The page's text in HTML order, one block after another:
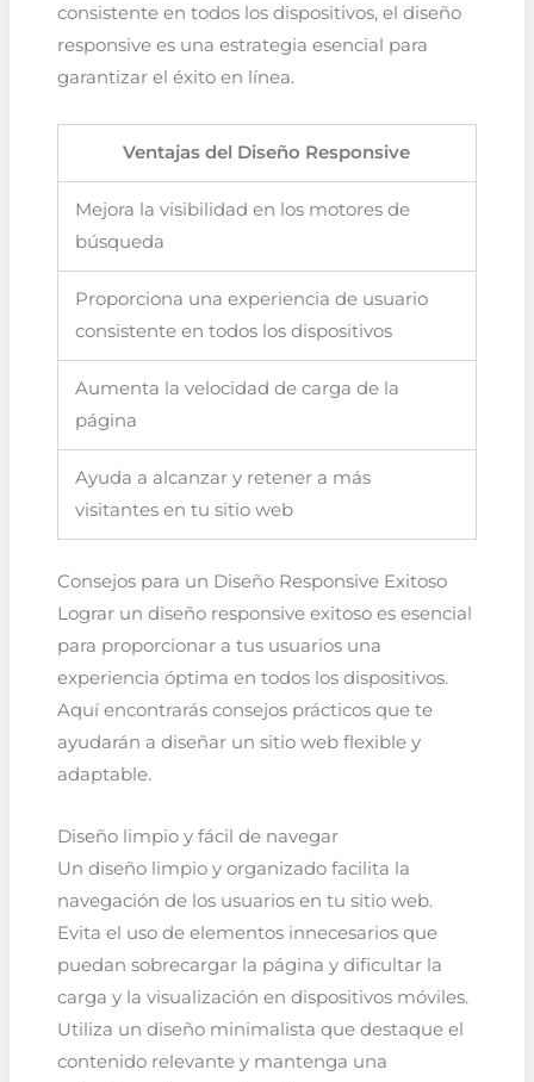
consistente en todos los dispositivos, el diseño
responsive es una estrategia esencial para
garantizar el éxito en línea.
Ventajas del Diseño Responsive
Mejora la visibilidad en los motores de
búsqueda
Proporciona una experiencia de usuario
consistente en todos los dispositivos
Aumenta la velocidad de carga de la
página
Ayuda a alcanzar y retener a más
visitantes en tu sitio web
Consejos para un Diseño Responsive Exitoso
Lograr un diseño responsive exitoso es esencial
para proporcionar a tus usuarios una
experiencia óptima en todos los dispositivos.
Aquí encontrarás consejos prácticos que te
ayudarán a diseñar un sitio web flexible y
adaptable.
Diseño limpio y fácil de navegar
Un diseño limpio y organizado facilita la
navegación de los usuarios en tu sitio web.
Evita el uso de elementos innecesarios que
puedan sobrecargar la página y dificultar la
carga y la visualización en dispositivos móviles.
Utiliza un diseño minimalista que destaque el
contenido relevante y mantenga una